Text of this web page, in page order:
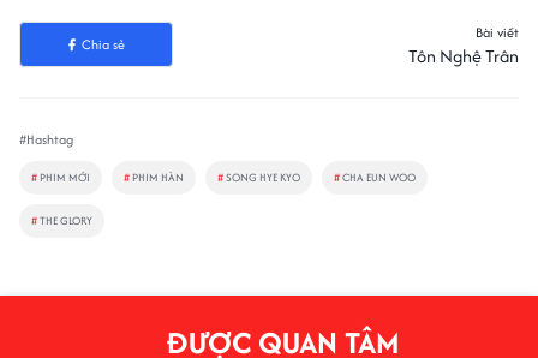
Chia sẻ
Bài viết
Tôn Nghệ Trân
#Hashtag
# PHIM MỚI # PHIM HÀN #SONG HYE KYO #CHA EUN WOO
#THE GLORY
ĐƯỢC QUAN TÂM